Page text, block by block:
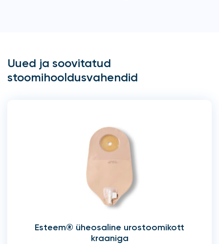
Uued ja soovitatud
stoomihooldusvahendid
Esteem® üheosaline urostoomikott
kraaniga